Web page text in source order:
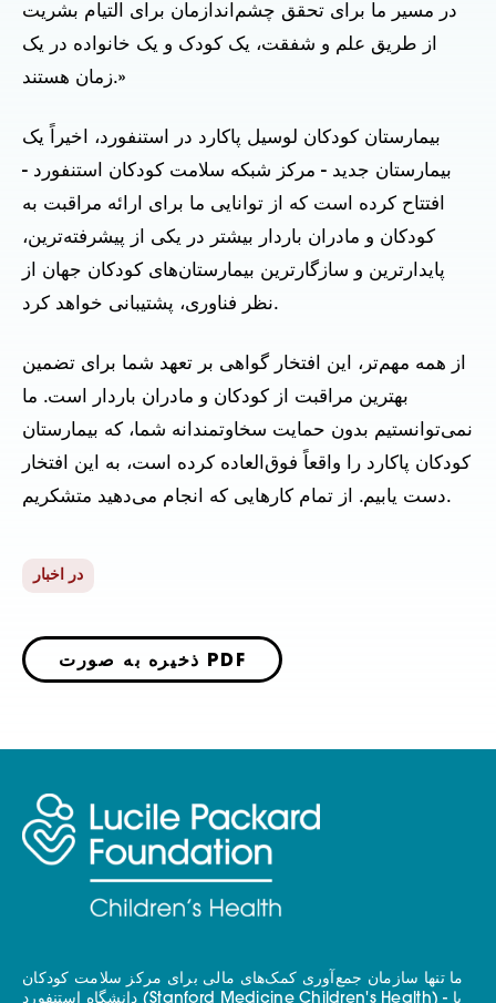
در مسیر ما برای تحقق چشم‌اندازمان برای التیام بشریت
از طریق علم و شفقت، یک کودک و یک خانواده در یک
زمان هستند.»
بیمارستان کودکان لوسیل پاکارد در استنفورد، اخیراً یک
بیمارستان جدید - مرکز شبکه سلامت کودکان استنفورد -
افتتاح کرده است که از توانایی ما برای ارائه مراقبت به
کودکان و مادران باردار بیشتر در یکی از پیشرفته‌ترین،
پایدارترین و سازگارترین بیمارستان‌های کودکان جهان از
نظر فناوری، پشتیبانی خواهد کرد.
از همه مهم‌تر، این افتخار گواهی بر تعهد شما برای تضمین
بهترین مراقبت از کودکان و مادران باردار است. ما
نمی‌توانستیم بدون حمایت سخاوتمندانه شما، که بیمارستان
کودکان پاکارد را واقعاً فوق‌العاده کرده است، به این افتخار
دست یابیم. از تمام کارهایی که انجام می‌دهید متشکریم.
در اخبار
ذخیره به صورت PDF
ما تنها سازمان جمع‌آوری کمک‌های مالی برای مرکز سلامت کودکان
دانشگاه استنفورد (Stanford Medicine Children's Health) - با